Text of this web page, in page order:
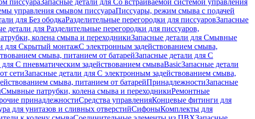
писсуараЗапасные детали для Со встраиваемой системой управления
управления смывом писсуараПиссуары, режим смыва с подачей
для Без ободкаРазделительные перегородки для писсуаровЗапасные
детали для Разделительные перегородки для писсуаров,
колена смыва и переходникиЗапасные детали для Смывные
для Скрытый монтажС электронным задействованием смыва,
смыва, питанием от батарейЗапасные детали для С
для С пневматическим задействованием смываBasicЗапасные детали
сетиЗапасные детали для С электронным задействованием смыва,
смыва, питанием от батарейПринадлежностиЗапасные
Смывные патрубки, колена смыва и переходникиРемонтные
принадлежностиСредства управленияКонцевые фитинги для
для унитазов и сливных отверстийСифоныКомплекты для